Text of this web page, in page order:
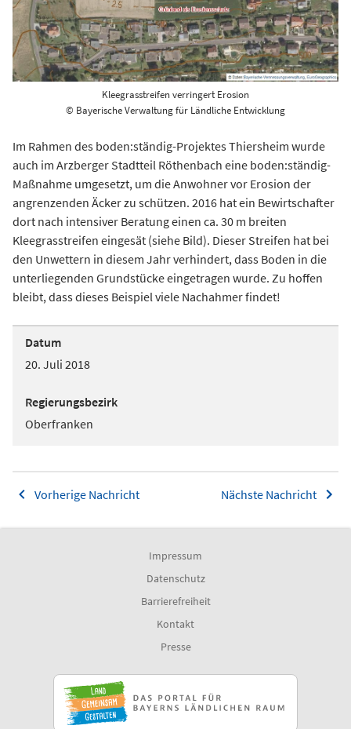
Kleegrasstreifen verringert Erosion
© Bayerische Verwaltung für Ländliche Entwicklung
Im Rahmen des boden:ständig-Projektes Thiersheim wurde
auch im Arzberger Stadtteil Röthenbach eine boden:ständig-
Maßnahme umgesetzt, um die Anwohner vor Erosion der
angrenzenden Äcker zu schützen. 2016 hat ein Bewirtschafter
dort nach intensiver Beratung einen ca. 30 m breiten
Kleegrasstreifen eingesät (siehe Bild). Dieser Streifen hat bei
den Unwettern in diesem Jahr verhindert, dass Boden in die
unterliegenden Grundstücke eingetragen wurde. Zu hoffen
bleibt, dass dieses Beispiel viele Nachahmer findet!
Datum
20. Juli 2018
Regierungsbezirk
Oberfranken
Vorherige Nachricht Nächste Nachricht
Impressum
Datenschutz
Barrierefreiheit
Kontakt
Presse